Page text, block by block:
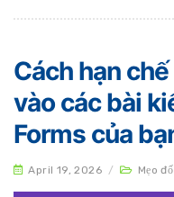
Cách hạn
vào các bài
Forms của
April 19, 2026 / Mẹo